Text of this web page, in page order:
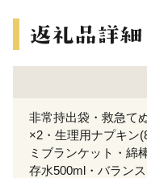
非常持出袋・救急て
×2・生理用ナプキン
ミブランケット・綿
存水500ml・バラン